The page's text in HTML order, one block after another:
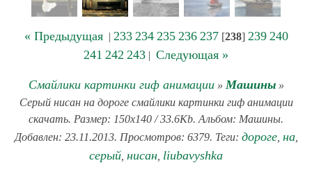
« Предыдущая| 233 234 235 236 237[238] 239 240
241 242 243 | Следующая »
Смайлики картинки гиф анимации» Машины»
Серый нисан на дороге смайлики картинки гиф анимации
скачать. Размер: 150x140 / 33.6Kb. Альбом: Машины.
Добавлен: 23.11.2013. Просмотров: 6379. Теги: дороге, на,
серый нисан liubavyshka